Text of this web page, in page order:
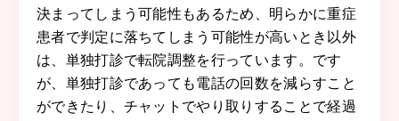
決まってしまう可能性もあるため、明らかに重症
患者で判定に落ちてしまう可能性が高いとき以外
は、単独打診で転院調整を行っています。です
が、単独打診であっても電話の回数を減らすこと
ができたり、チャットでやり取りすることで経過